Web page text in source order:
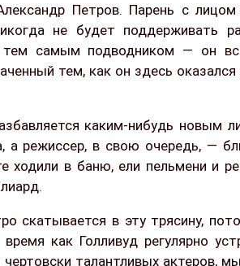
Петров. Парень с лицом
не будет поддерживать
тем самым подводником — он
тем, как он здесь
каким-нибудь новым
режиссер, в свою очередь, —
ходили в баню, ели пельмени и
скатывается в эту трясину,
как Голливуд регулярно
талантливых актеров,